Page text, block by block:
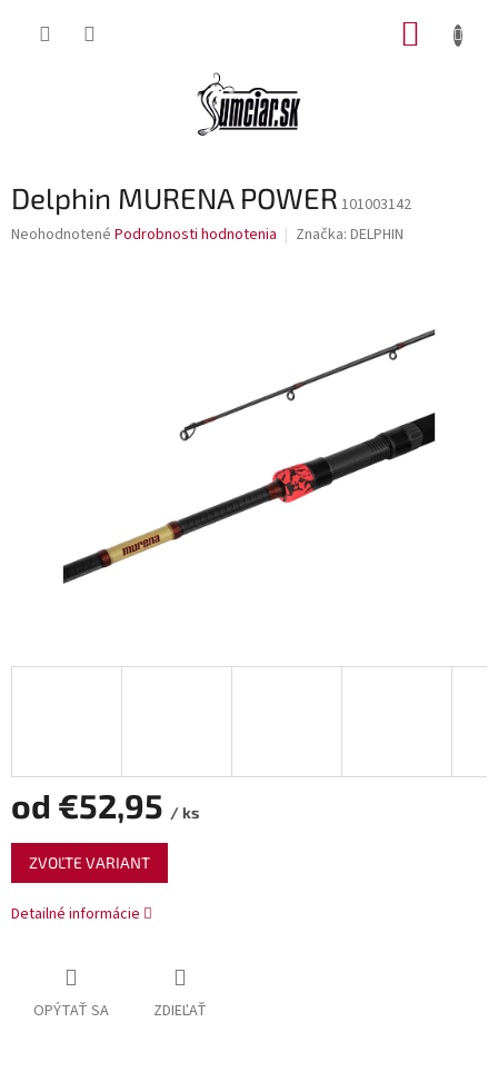
Delphin MURENA POWER 101003142
Priemerné
Neohodnotené Podrobnosti hodnotenia Značka: DELPHIN
od €52,95 / ks
Jednotková
cena:
ZVOĽTE VARIANT
Detailné informácie
OPÝTAŤ SA ZDIEĽAŤ